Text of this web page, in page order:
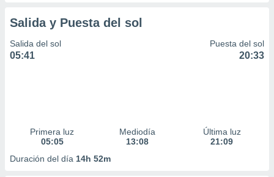
Salida y Puesta del sol
Salida del sol
05:41
Puesta del sol
20:33
Primera luz
05:05
Mediodía
13:08
Última luz
21:09
Duración del día 14h 52m